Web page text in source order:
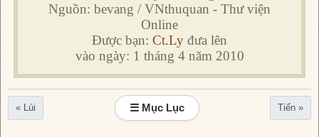
Nguồn: bevang / VNthuquan - Thư viện
Online
Được bạn: Ct.Ly đưa lên
vào ngày: 1 tháng 4 năm 2010
« Lùi ☰ Mục Lục Tiến »